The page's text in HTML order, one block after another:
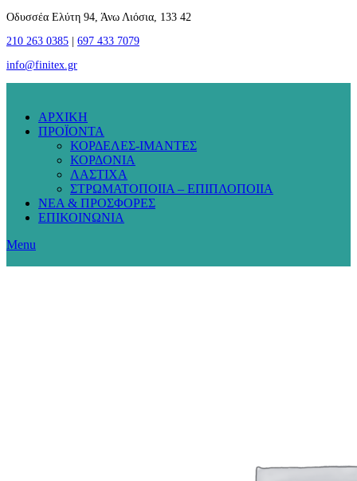
Οδυσσέα Ελύτη 94, Άνω Λιόσια, 133 42
210 263 0385
697 433 7079
info@finitex.gr
ΑΡΧΙΚΗ
ΠΡΟΪΟΝΤΑ
ΚΟΡΔΕΛΕΣ-ΙΜΑΝΤΕΣ
ΚΟΡΔΟΝΙΑ
ΛΑΣΤΙΧΑ
ΣΤΡΩΜΑΤΟΠΟΙΙΑ – ΕΠΙΠΛΟΠΟΙΙΑ
ΝΕΑ & ΠΡΟΣΦΟΡΕΣ
ΕΠΙΚΟΙΝΩΝΙΑ
Menu